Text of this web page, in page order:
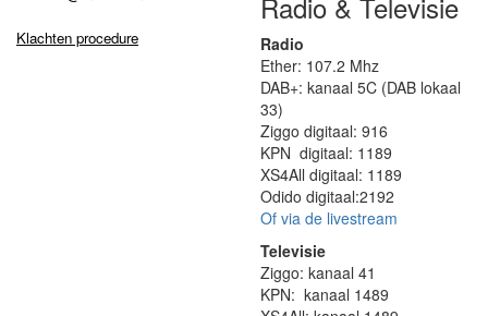
Klachten procedure
Radio
Ether: 107.2 Mhz
DAB+: kanaal 5C (DAB lokaal
33)
Ziggo digitaal: 916
KPN digitaal: 1189
XS4All digitaal: 1189
Odido digitaal:2192
Of via de livestream
Televisie
Ziggo: kanaal 41
KPN: kanaal 1489